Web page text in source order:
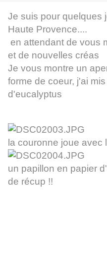
Je suis pour quelques
Haute Provence....
en attendant de vous
et de nouvelles créas
Je vous montre un
forme de coeur, j'ai
d'eucalyptus
la couronne joue avec
un papillon en papier
de récup !!